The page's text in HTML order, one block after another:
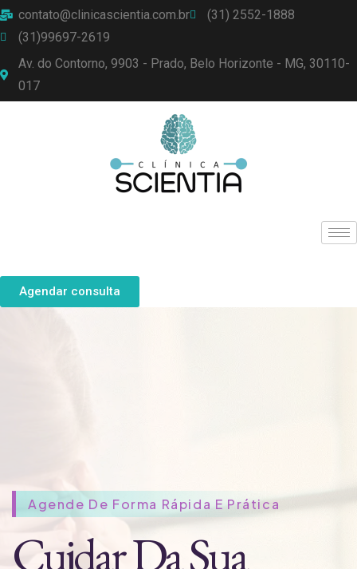
contato@clinicascientia.com.br
(31) 2552-1888
(31)99697-2619
Av. do Contorno, 9903 - Prado, Belo Horizonte - MG, 30110-
017
Agendar consulta
Agende De Forma Rápida E Prática
Cuidar Da Sua